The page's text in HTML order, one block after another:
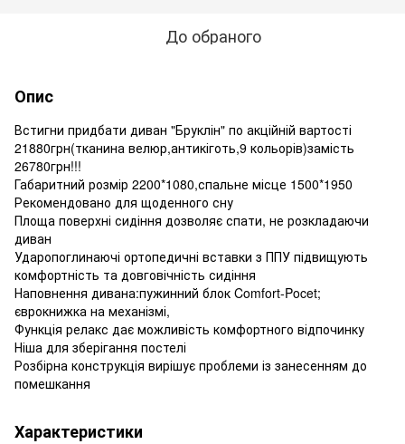
До обраного
Опис
Встигни придбати диван "Бруклін" по акційній вартості
21880грн(тканина велюр,антикіготь,9 кольорів)замість
26780грн!!!
Габаритний розмір 2200*1080,спальне місце 1500*1950
Рекомендовано для щоденного сну
Площа поверхні сидіння дозволяє спати, не розкладаючи
диван
Ударопоглинаючі ортопедичні вставки з ППУ підвищують
комфортність та довговічність сидіння
Наповнення дивана:пужинний блок Comfort-Pocet;
єврокнижка на механізмі,
Функція релакс дає можливість комфортного відпочинку
Ніша для зберігання постелі
Розбірна конструкція вирішує проблеми із занесенням до
помешкання
Характеристики